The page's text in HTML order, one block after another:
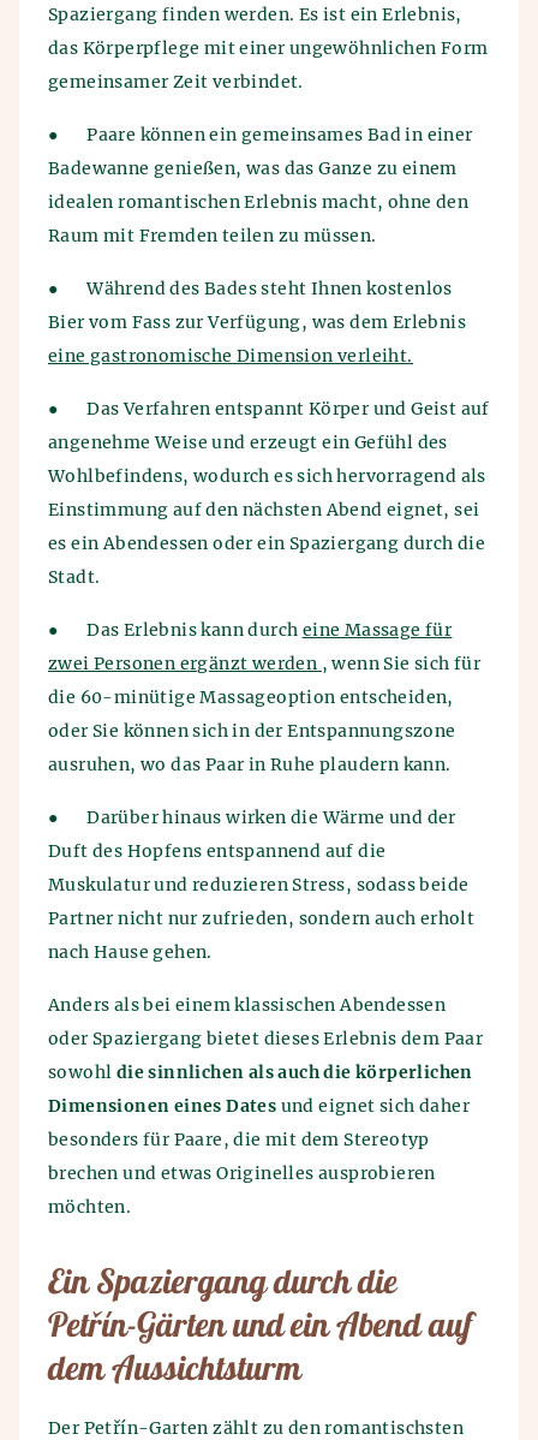
Spaziergang finden werden. Es ist ein Erlebnis,
das Körperpflege mit einer ungewöhnlichen Form
gemeinsamer Zeit verbindet.
●
Paare können ein gemeinsames Bad in einer
Badewanne genießen, was das Ganze zu einem
idealen romantischen Erlebnis macht, ohne den
Raum mit Fremden teilen zu müssen.
●
Während des Bades steht Ihnen kostenlos
Bier vom Fass zur Verfügung, was dem Erlebnis
eine gastronomische Dimension verleiht.
●
Das Verfahren entspannt Körper und Geist auf
angenehme Weise und erzeugt ein Gefühl des
Wohlbefindens, wodurch es sich hervorragend als
Einstimmung auf den nächsten Abend eignet, sei
es ein Abendessen oder ein Spaziergang durch die
Stadt.
● Das Erlebnis kann durch eine Massage für
zwei Personen ergänzt werden , wenn Sie sich für
die 60-minütige Massageoption entscheiden,
oder Sie können sich in der Entspannungszone
ausruhen, wo das Paar in Ruhe plaudern kann.
●
Darüber hinaus wirken die Wärme und der
Duft des Hopfens entspannend auf die
Muskulatur und reduzieren Stress, sodass beide
Partner nicht nur zufrieden, sondern auch erholt
nach Hause gehen.
Anders als bei einem klassischen Abendessen
oder Spaziergang bietet dieses Erlebnis dem Paar
sowohl die sinnlichen als auch die körperlichen
Dimensionen eines Dates und eignet sich daher
besonders für Paare, die mit dem Stereotyp
brechen und etwas Originelles ausprobieren
möchten.
Ein Spaziergang durch die
Petřín-Gärten und ein Abend auf
dem Aussichtsturm
Der Petřín-Garten zählt zu den romantischsten